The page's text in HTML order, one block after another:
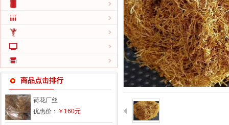
商品点击排行
荷花厂丝
优惠价： ￥160元